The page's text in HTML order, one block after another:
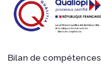
Bilan de compétences